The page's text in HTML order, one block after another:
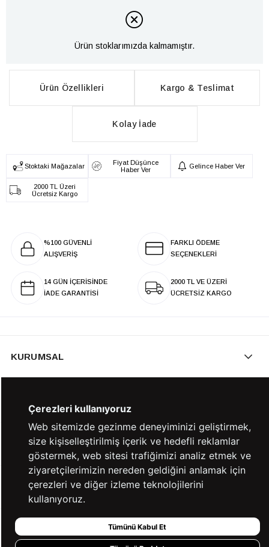
Ürün stoklarımızda kalmamıştır.
Ürün Özellikleri Kargo & Teslimat
Kolay İade
Stoktaki Mağazalar
Fiyat Düşünce
Haber Ver
Gelince Haber Ver
2000 TL Üzeri
Ücretsiz Kargo
%100 GÜVENLİ
ALIŞVERİŞ
FARKLI ÖDEME
SEÇENEKLERİ
14 GÜN İÇERİSİNDE
İADE GARANTİSİ
2000 TL VE ÜZERİ
ÜCRETSİZ KARGO
KURUMSAL
YARDIM
BİZE ULAŞIN
HIZLI ERİŞİM
Çerezleri kullanıyoruz
Web sitemizde gezinme deneyiminizi geliştirmek,
size kişiselleştirilmiş içerik ve hedefli reklamlar
göstermek, web sitesi trafiğimizi analiz etmek ve
ziyaretçilerimizin nereden geldiğini anlamak için
çerezleri ve diğer izleme teknolojilerini
kullanıyoruz.
Tümünü Kabul Et